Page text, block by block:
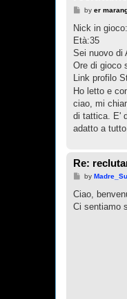
P
s
by er
Nick in
Età:35
Sei nuovo di
Ore di gioco
Link profilo
Ho letto e
ciao, mi
di tattica. E'
adatto a tutto.
Re:
P
s
by
Ciao,
Ci sentiamo